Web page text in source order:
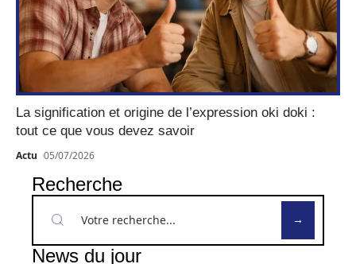
La signification et origine de l’expression oki doki :
tout ce que vous devez savoir
Actu 05/07/2026
Recherche
News du jour